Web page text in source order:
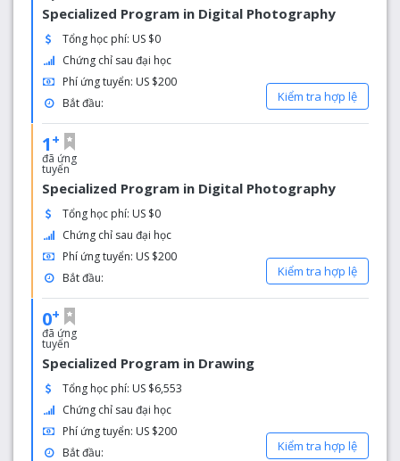
lớp và gặp gỡ người hướng dẫn học tập. Bạn có thể giữ
kết nối liên lạc qua các nhóm LinkedIn. Bạn có thể xem xu
hướng tạo blog Voices cá nhân. Tham dự sự kiện dành
cho công chúng miễn phí giúp bạn tập trung vào chủ đề
thúc đẩy tư duy. Trải nghiệm học tập của bạn với chúng
tôi sẽ mang tính giáo dục, truyền cảm hứng và theo suốt
suốt đời.
Specialized Program in Digital Photography
Tổng học phí: US $0
Chứng chỉ sau đại học
Phí ứng tuyển: US $200
Bắt đầu:
Kiểm tra hợp lệ
1 +
đã ứng
tuyển
Specialized Program in Digital Photography
Tổng học phí: US $0
Chứng chỉ sau đại học
Phí ứng tuyển: US $200
Bắt đầu:
Kiểm tra hợp lệ
0+
đã ứng
tuyển
Specialized Program in Drawing
Tổng học phí: US $6,553
Chứng chỉ sau đại học
Phí ứng tuyển: US $200
Bắt đầu:
Kiểm tra hợp lệ